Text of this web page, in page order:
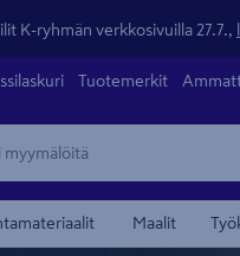
K-ryhmän verkkosivuilla 27.7.,
Tuotemerkit
Maalit